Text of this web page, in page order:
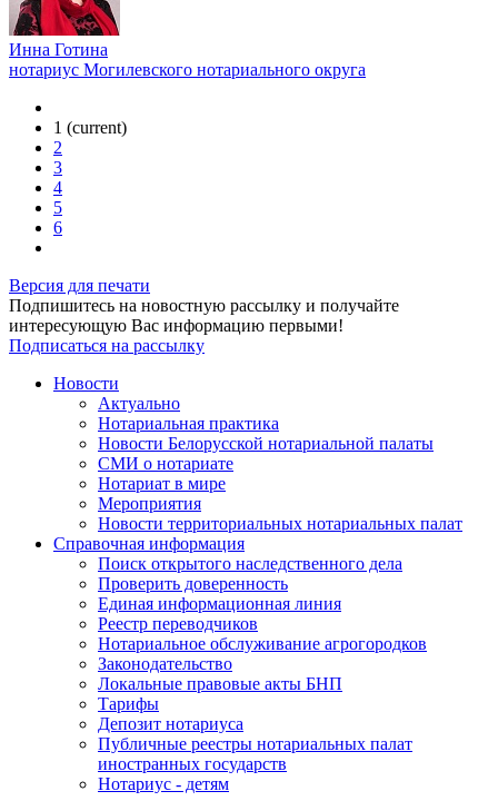
Инна Готина
нотариус Могилевского нотариального округа
1 (current)
2
3
4
5
6
Версия для печати
Подпишитесь на новостную рассылку и получайте
интересующую Вас информацию первыми!
Подписаться на рассылку
Новости
Актуально
Нотариальная практика
Новости Белорусской нотариальной палаты
СМИ о нотариате
Нотариат в мире
Мероприятия
Новости территориальных нотариальных палат
Справочная информация
Поиск открытого наследственного дела
Проверить доверенность
Единая информационная линия
Реестр переводчиков
Нотариальное обслуживание агрогородков
Законодательство
Локальные правовые акты БНП
Тарифы
Депозит нотариуса
Публичные реестры нотариальных палат
иностранных государств
Нотариус - детям